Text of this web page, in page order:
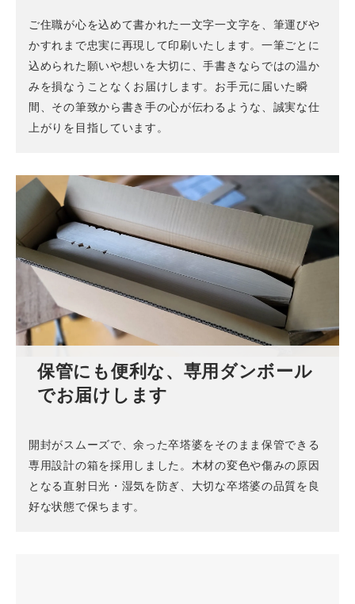
ご住職が心を込めて書かれた一文字一文字を、筆運びや
かすれまで忠実に再現して印刷いたします。一筆ごとに
込められた願いや想いを大切に、手書きならではの温か
みを損なうことなくお届けします。お手元に届いた瞬
間、その筆致から書き手の心が伝わるような、誠実な仕
上がりを目指しています。
保管にも便利な、専用ダンボール
でお届けします
開封がスムーズで、余った卒塔婆をそのまま保管できる
専用設計の箱を採用しました。木材の変色や傷みの原因
となる直射日光・湿気を防ぎ、大切な卒塔婆の品質を良
好な状態で保ちます。